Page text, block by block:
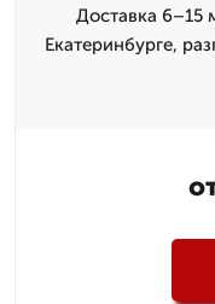
Доставка 6–15
Екатеринбурге,